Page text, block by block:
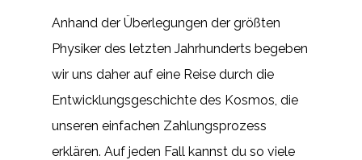
Anhand der Überlegungen der größten
Physiker des letzten Jahrhunderts begeben
wir uns daher auf eine Reise durch die
Entwicklungsgeschichte des Kosmos, die
unseren einfachen Zahlungsprozess
erklären. Auf jeden Fall kannst du so viele